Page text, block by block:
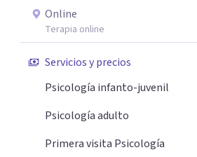
Online
Terapia online
Servicios y precios
Psicología infanto-juvenil
Psicología adulto
Primera visita Psicología